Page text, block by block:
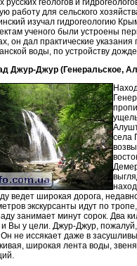
русских геологов и
работу для сельского
изучал гидрогеологию
ученого были устроены
он дал практические
воды, по устройству
Джур-Джур (Генеральское,
села
ведет широкая дорога,
экскурсанты идут по
занимает минут сорок. Два
и Вы у цели. Джур-Джур,
не иссякает даже в
широкая лента воды,